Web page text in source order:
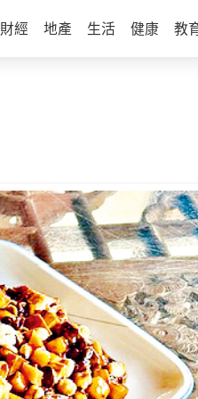
財經 地產 生活 健康 教